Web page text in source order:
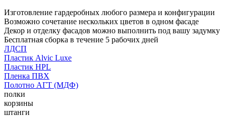
Изготовление гардеробных любого размера и конфигурации
Возможно сочетание нескольких цветов в одном фасаде
Декор и отделку фасадов можно выполнить под вашу задумку
Бесплатная сборка в течение 5 рабочих дней
ЛДСП
Пластик Alvic Luxe
Пластик HPL
Пленка ПВХ
Полотно АГТ (МДФ)
полки
корзины
штанги